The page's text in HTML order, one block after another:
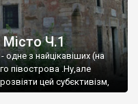
Ч.1
з найцікавіших (на
півострова .Ну,але
цей субєктивізм,